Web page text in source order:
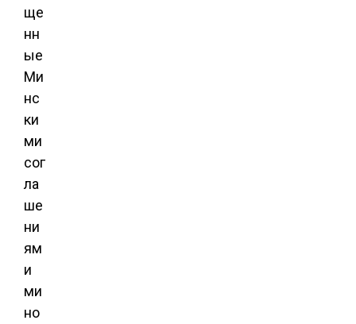
ще
нн
ые
Ми
нс
ки
ми
сог
ла
ше
ни
ям
и
ми
но